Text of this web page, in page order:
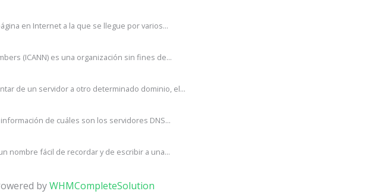
en Internet a la que se llegue por varios...
(ICANN) es una organización sin fines de...
de un servidor a otro determinado dominio, el...
de cuáles son los servidores DNS...
nombre fácil de recordar y de escribir a una...
byWHMCompleteSolution